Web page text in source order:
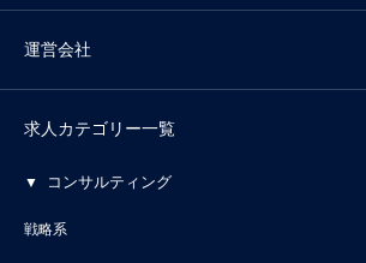
運営会社
求人カテゴリー一覧
コンサルティング
戦略系